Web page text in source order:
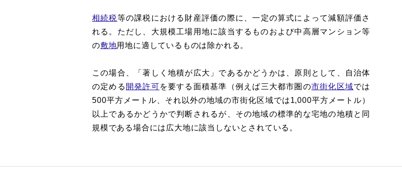
相続税等の課税における財産評価の際に、一定の算式によって減額評価さ
れる。ただし、大規模工場用地に該当するものおよび中高層マンション等
の敷地用地に適しているものは除かれる。
この場合、「著しく地積が広大」であるかどうかは、原則として、自治体
の定める 開発許可を要する面積基準（例えば三大都市圏の市街化区域では
500平方メートル、それ以外の地域の市街化区域では1,000平方メートル）
以上であるかどうかで判断されるが、その地域の標準的な宅地の地積と同
規模である場合には広大地に該当しないとされている。